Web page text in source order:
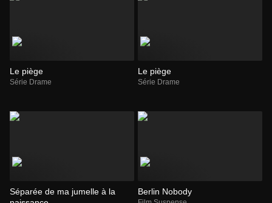
Le piège
Série Drame
Le piège
Série Drame
Séparée de ma jumelle à la
Berlin Nobody